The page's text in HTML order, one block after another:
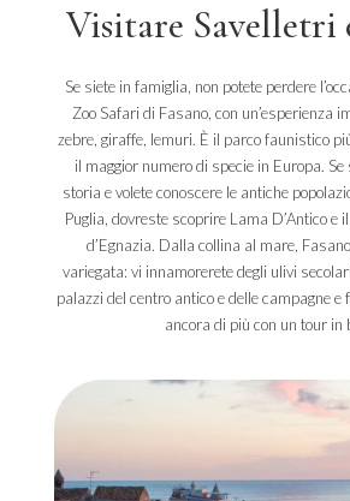
Visitare Savelletri
Se siete in famiglia, non potete perdere
Zoo Safari di Fasano, con un’esperienza
zebre, giraffe, lemuri. È il parco faunistico
il maggior numero di specie in Europa.
storia e volete conoscere le antiche
Puglia, dovreste scoprire Lama D’Antico e
d’Egnazia. Dalla collina al mare,
variegata: vi innamorerete degli ulivi
palazzi del centro antico e delle campagne e
ancora di più con un tour in